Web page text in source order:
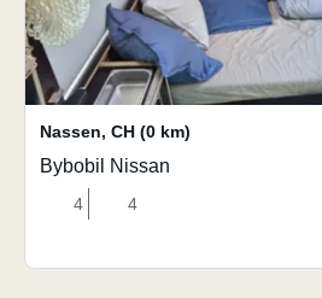
Nassen, CH (0 km)
Bybobil Nissan
4 4